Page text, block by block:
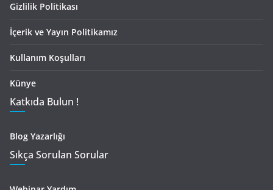
Gizlilik Politikası
İçerik ve Yayın Politikamız
Kullanım Koşulları
Künye
Katkıda Bulun !
Blog Yazarlığı
Sıkça Sorulan Sorular